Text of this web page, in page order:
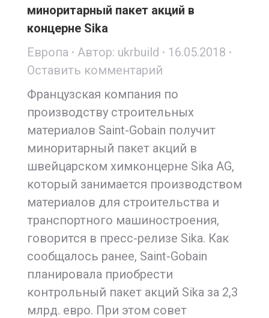
миноритарный пакет акций в
концерне Sika
Европа
Автор: ukrbuild
16.05.2018
Оставить комментарий
Французская компания по
производству строительных
материалов Saint-Gobain получит
миноритарный пакет акций в
швейцарском химконцерне Sika AG,
который занимается производством
материалов для строительства и
транспортного машиностроения,
говорится в пресс-релизе Sika. Как
сообщалось ранее, Saint-Gobain
планировала приобрести
контрольный пакет акций Sika за 2,3
млрд. евро. При этом совет